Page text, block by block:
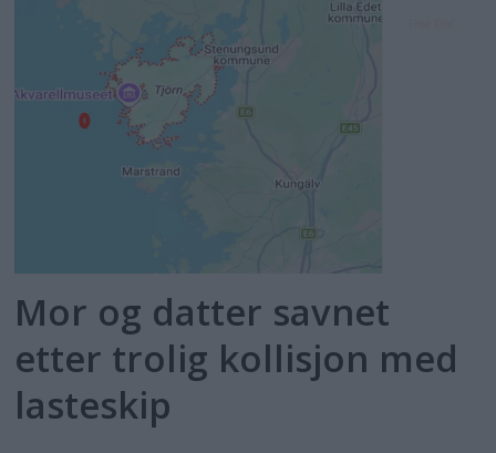
Mor og datter savnet
etter trolig kollisjon med
lasteskip